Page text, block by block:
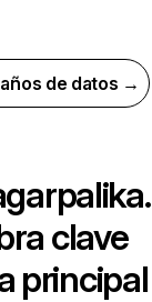
de datos →
clave
principal